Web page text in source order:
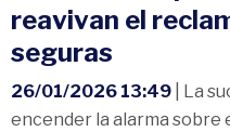
reavivan el
seguras
26/01/2026 13:49 | La
encender la alarma sobre